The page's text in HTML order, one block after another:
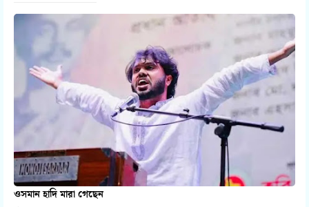
ওসমান হাদি মারা গেছেন